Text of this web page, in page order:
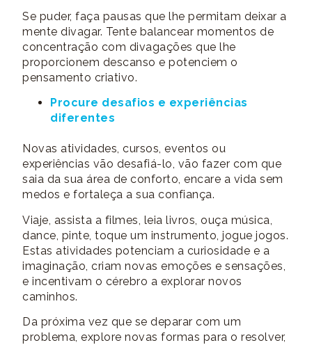
Se puder, faça pausas que lhe permitam deixar a
mente divagar. Tente balancear momentos de
concentração com divagações que lhe
proporcionem descanso e potenciem o
pensamento criativo.
Procure desafios e experiências
diferentes
Novas atividades, cursos, eventos ou
experiências vão desafiá-lo, vão fazer com que
saia da sua área de conforto, encare a vida sem
medos e fortaleça a sua confiança.
Viaje, assista a filmes, leia livros, ouça música,
dance, pinte, toque um instrumento, jogue jogos.
Estas atividades potenciam a curiosidade e a
imaginação, criam novas emoções e sensações,
e incentivam o cérebro a explorar novos
caminhos.
Da próxima vez que se deparar com um
problema, explore novas formas para o resolver,